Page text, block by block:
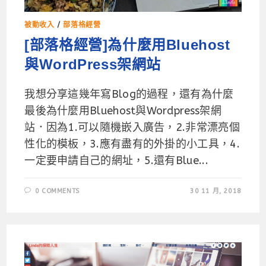
被動收入 /部落格經營
[部落格經營]為什麼用Bluehost
與WordPress架網站
我想分享這幾年寫Blog的過程，還有為什麼
最後為什麼用Bluehost與Wordpress架網
站．因為1.可以隨機嵌入廣告，2.非常漂亮個
性化的模板，3.應有盡有的外掛的小工具，4.
一定要申請自己的網址，5.還有Blue...
0 COMMENTS 30 11 月, 2018